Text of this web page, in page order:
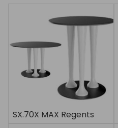
SX.70X MAX Regents